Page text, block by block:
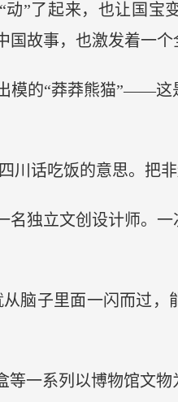
”了起来，也让国宝
故事，也激发着一个
模的“莽莽熊猫”——
话吃饭的意思。把非
名独立文创设计师。
脑子里面一闪而过
一系列以博物馆文